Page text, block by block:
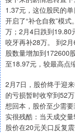
1.37元，这位股民的
开启了“补仓自救”模
万；2月4日跌到19.80
咬牙再补28万。 到2
股数量增加到172600
至18.97元，较最高点
2月7日，股价终于迎
的亏损暂时收窄到52
想回本，股价至少需
实很残酷：当天成交
股价在20元关口反复震